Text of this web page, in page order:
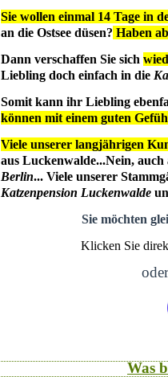
Sie wollen einmal 14 Tage in
an die Ostsee düsen? Haben
Dann verschaffen Sie sich
Liebling doch einfach in die
Somit kann ihr Liebling
können mit einem guten
Viele unserer langjährigen
aus Luckenwalde...Nein, auch
Berlin... Viele unserer
Katzenpension Luckenwalde
Sie möchten
Klicken Sie
Was